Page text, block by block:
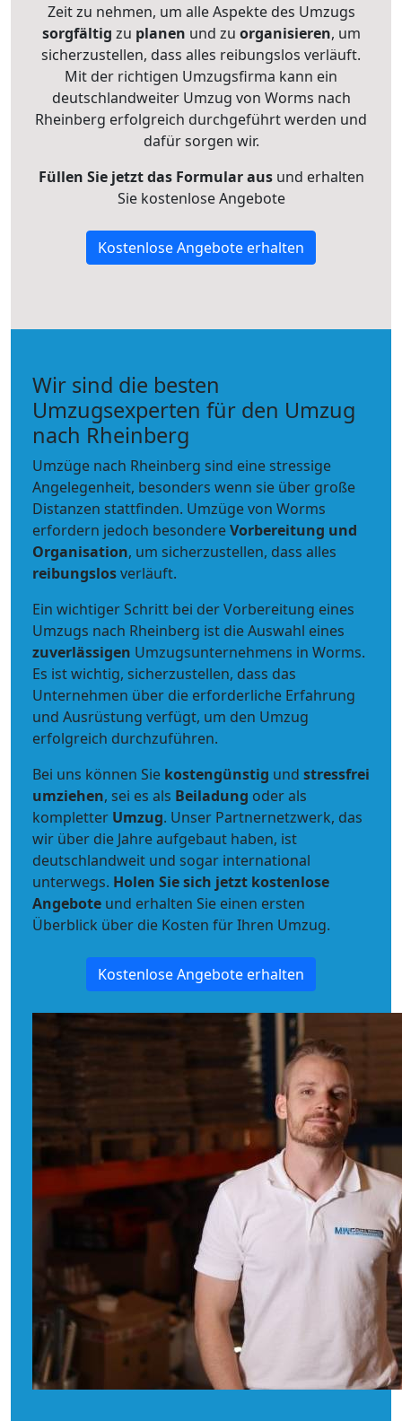
Zeit zu nehmen, um alle Aspekte des Umzugs
sorgfältig zu planen und zu organisieren, um
sicherzustellen, dass alles reibungslos verläuft.
Mit der richtigen Umzugsfirma kann ein
deutschlandweiter Umzug von Worms nach
Rheinberg erfolgreich durchgeführt werden und
dafür sorgen wir.
Füllen Sie jetzt das Formular ausund erhalten
Sie kostenlose Angebote
Kostenlose Angebote erhalten
Wir sind die besten
Umzugsexperten für den Umzug
nach Rheinberg
Umzüge nach Rheinberg sind eine stressige
Angelegenheit, besonders wenn sie über große
Distanzen stattfinden. Umzüge von Worms
erfordern jedoch besondereVorbereitung und
Organisation, um sicherzustellen, dass alles
reibungslosverläuft.
Ein wichtiger Schritt bei der Vorbereitung eines
Umzugs nach Rheinberg ist die Auswahl eines
zuverlässigen Umzugsunternehmens in Worms.
Es ist wichtig, sicherzustellen, dass das
Unternehmen über die erforderliche Erfahrung
und Ausrüstung verfügt, um den Umzug
erfolgreich durchzuführen.
Bei uns können Sie kostengünstig und stressfrei
umziehen, sei es als Beiladung oder als
kompletter Umzug. Unser Partnernetzwerk, das
wir über die Jahre aufgebaut haben, ist
deutschlandweit und sogar international
unterwegs. Holen Sie sich jetzt kostenlose
Angebote und erhalten Sie einen ersten
Überblick über die Kosten für Ihren Umzug.
Kostenlose Angebote erhalten